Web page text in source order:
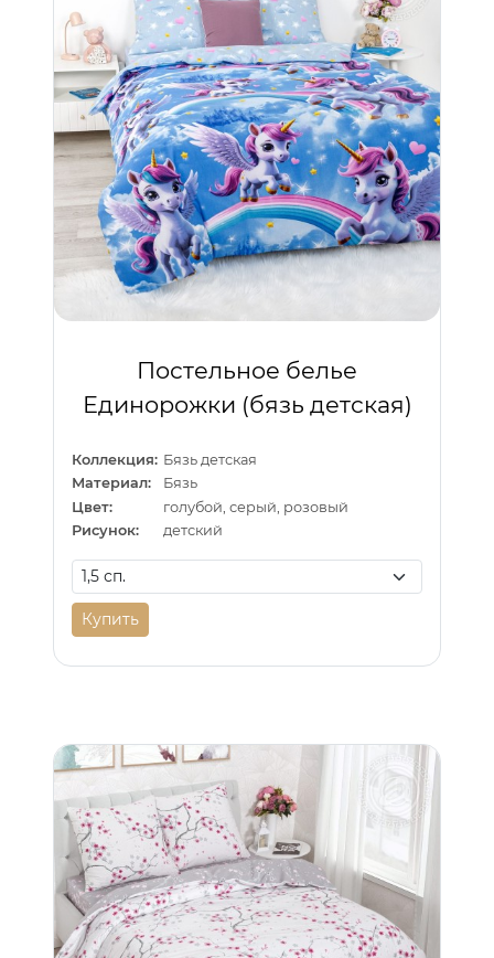
Постельное белье
Единорожки (бязь детская)
Коллекция: Бязь детская
Материал:
Бязь
Цвет:
голубой, серый, розовый
Рисунок:
детский
Купить